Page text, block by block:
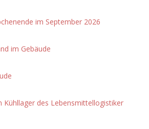
im September 2026
im Gebäude
Kühllager des Lebensmittellogistiker